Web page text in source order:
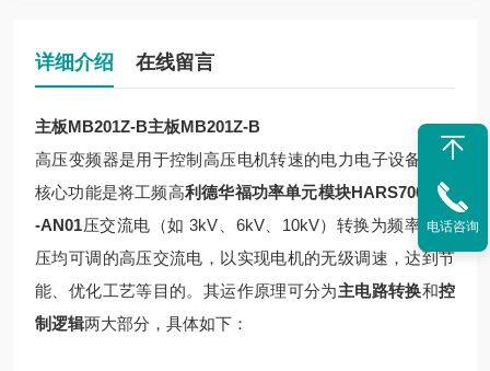
详细介绍 在线留言
主板MB201Z-B主板MB201Z-B
高压变频器是用于控制高压电机转速的电力电子设备，其
核心功能是将工频高利德华福功率单元模块HARS700/240
-AN01压交流电（如 3kV、6kV、10kV）转换为频率和电
压均可调的高压交流电，以实现电机的无级调速，达到节
能、优化工艺等目的。其运作原理可分为主电路转换和控
制逻辑两大部分，具体如下：
电话咨询